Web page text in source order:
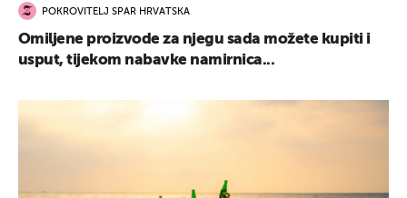
POKROVITELJ SPAR HRVATSKA
Omiljene proizvode za njegu sada možete kupiti i
usput, tijekom nabavke namirnica...